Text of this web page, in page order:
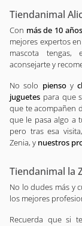
Tiendanimal
Con más de 10
mejores expertos
mascota tengas,
aconsejarte y
No solo pienso y
juguetes para que
que te acompañen
que le pasa algo a
pero tras esa
Zenia, y nuestros
Tiendanimal la
No lo dudes más y
los mejores
Recuerda que si